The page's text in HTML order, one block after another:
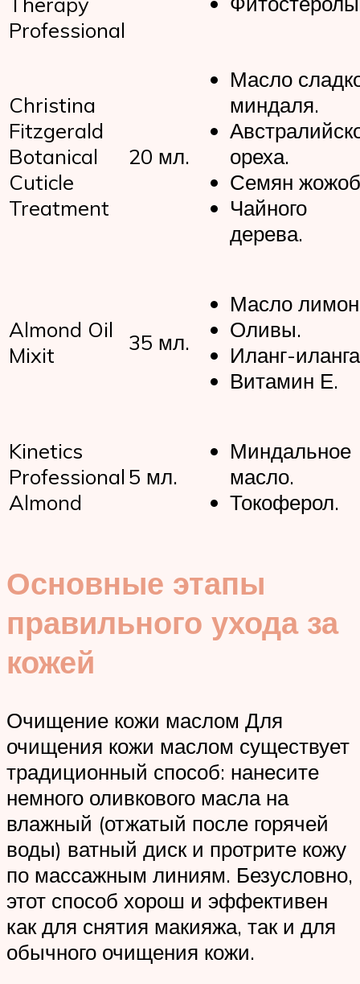
Professional
Christina
Fitzgerald
Botanical
Cuticle
Treatment
20 мл.
Масло
миндаля.
ореха.
Семян
Чайного
дерева.
Almond Oil
Mixit
35 мл.
Масло
Оливы.
Иланг-
Витамин Е.
Kinetics
Professional
Almond
5 мл.
Миндальное
масло.
Токоферол.
Основные этапы
правильного ухода за
кожей
Очищение кожи маслом Для
очищения кожи маслом существует
традиционный способ: нанесите
немного оливкового масла на
влажный (отжатый после горячей
воды) ватный диск и протрите кожу
по массажным линиям. Безусловно,
этот способ хорош и эффективен
как для снятия макияжа, так и для
обычного очищения кожи.